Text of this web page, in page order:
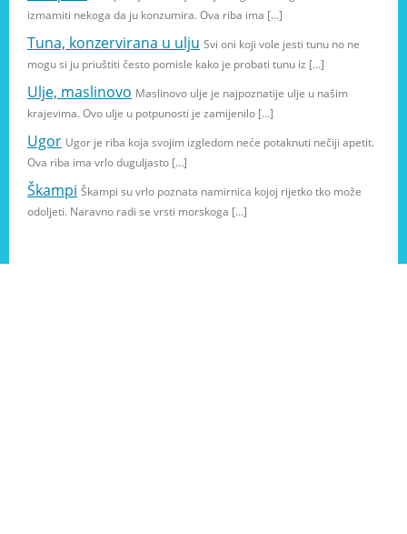
izmamiti nekoga da ju konzumira. Ova riba ima […]
Tuna, konzervirana u ulju Svi oni koji vole jesti tunu no ne
mogu si ju priuštiti često pomisle kako je probati tunu iz […]
Ulje, maslinovo Maslinovo ulje je najpoznatije ulje u našim
krajevima. Ovo ulje u potpunosti je zamijenilo […]
Ugor Ugor je riba koja svojim izgledom neće potaknuti nečiji apetit.
Ova riba ima vrlo duguljasto […]
Škampi Škampi su vrlo poznata namirnica kojoj rijetko tko može
odoljeti. Naravno radi se vrsti morskoga […]